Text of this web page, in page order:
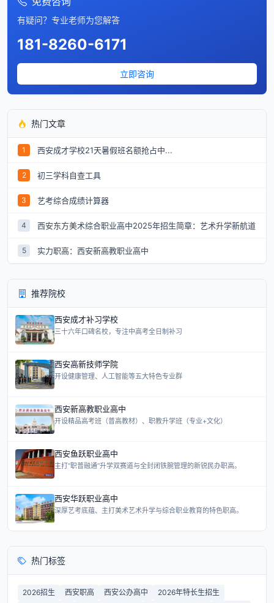
有疑问？专业老师为您解答
181-8260-6171
立即咨询
热门文章
1 西安成才学校21天暑假班名额抢占中...
2 初三学科自查工具
3 艺考综合成绩计算器
4 西安东方美术综合职业高中2025年招生简章：艺术升学新航道
5 实力职高：西安新高教职业高中
推荐院校
西安成才补习学校
三十六年口碑名校，专注中高考全日制补习
西安高新技师学院
开设健康管理、人工智能等五大特色专业群
西安新高教职业高中
开设精品高考班（普高教材）、职教升学班（专业+文化）
西安鱼跃职业高中
主打“职普融通”升学双赛道与全封闭铁腕管理的新锐民办职高。
西安华跃职业高中
深厚艺考底蕴、主打美术艺术升学与综合职业教育的特色职高。
热门标签
2026招生 西安职高 西安公办高中
2026年特长生招生